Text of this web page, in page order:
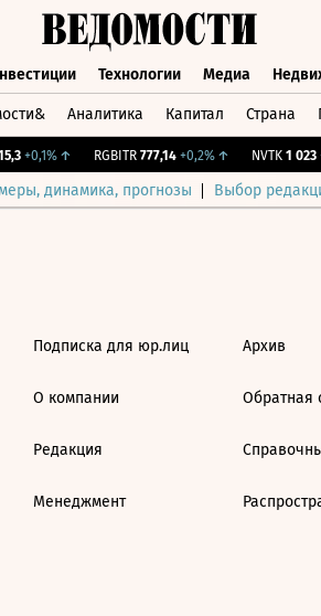
Технологии Медиа
Аналитика Капитал Страна
+0,1%↑ RGBITR 777,14 +0,2%↑ NVTK 1 023
динамика, прогнозы Выбор
Подписка для юр.лиц
О компании
Редакция
Менеджмент
Архив
Обратная